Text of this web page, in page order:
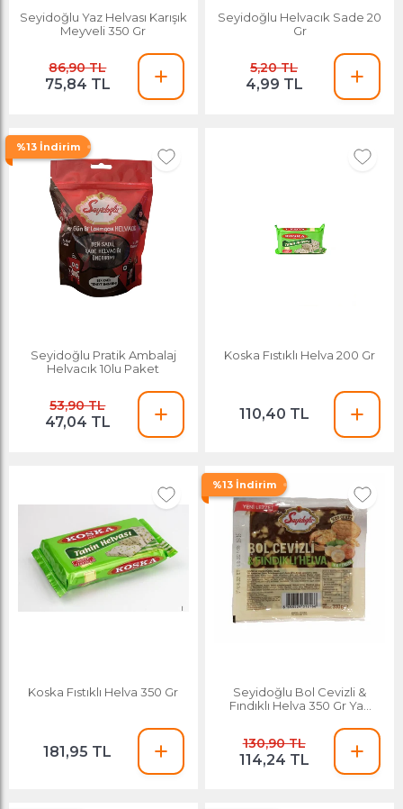
Seyidoğlu Yaz Helvası Karışık
Meyveli 350 Gr
86,90 TL
75,84 TL
Seyidoğlu Helvacık Sade 20
Gr
5,20 TL
4,99 TL
%13 İndirim
Seyidoğlu Pratik Ambalaj
Helvacık 10lu Paket
53,90 TL
47,04 TL
Koska Fıstıklı Helva 200 Gr
110,40 TL
Koska Fıstıklı Helva 350 Gr
181,95 TL
%13 İndirim
Seyidoğlu Bol Cevizli &
Fındıklı Helva 350 Gr Yaz
130,90 TL
114,24 TL